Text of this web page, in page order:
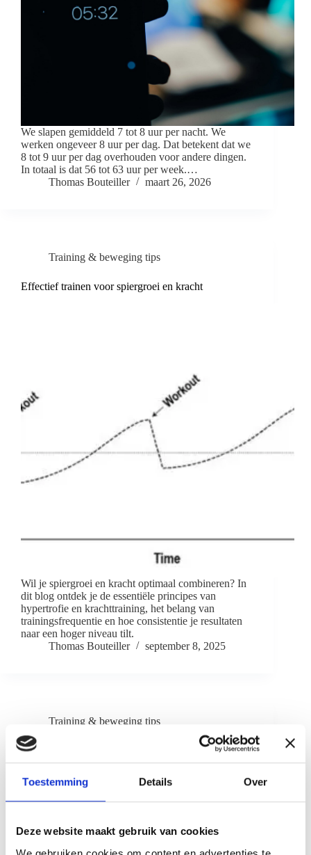
Toestemming Details Over
Deze website maakt gebruik van cookies
We slapen gemiddeld 7 tot 8 uur per nacht. We
werken ongeveer 8 uur per dag. Dat betekent dat we
8 tot 9 uur per dag overhouden voor andere dingen.
In totaal is dat 56 tot 63 uur per week.…
Thomas Bouteiller
maart 26, 2026
Training & beweging tips
Effectief trainen voor spiergroei en kracht
Wil je spiergroei en kracht optimaal combineren? In
dit blog ontdek je de essentiële principes van
hypertrofie en krachttraining, het belang van
trainingsfrequentie en hoe consistentie je resultaten
naar een hoger niveau tilt.
Thomas Bouteiller
september 8, 2025
Training & beweging tips
Veelvoorkomende fitnessmythes ontkracht: welke
heeft je tot nu toe voor de gek gehouden?